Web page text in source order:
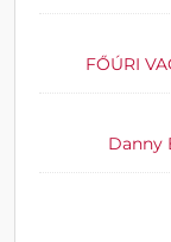
FŐÚRI
Danny